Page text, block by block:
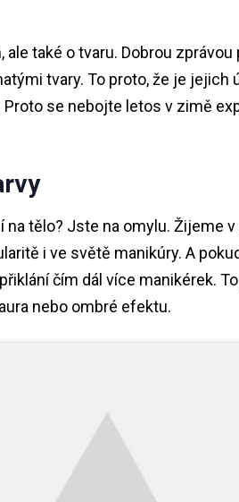
také o tvaru. Dobrou
tvary. To proto, že je jejich
se nebojte letos v zimě
tělo? Jste na omylu. Žijeme v
i ve světě manikúry. A
čím dál více manikérek.
nebo ombré efektu.